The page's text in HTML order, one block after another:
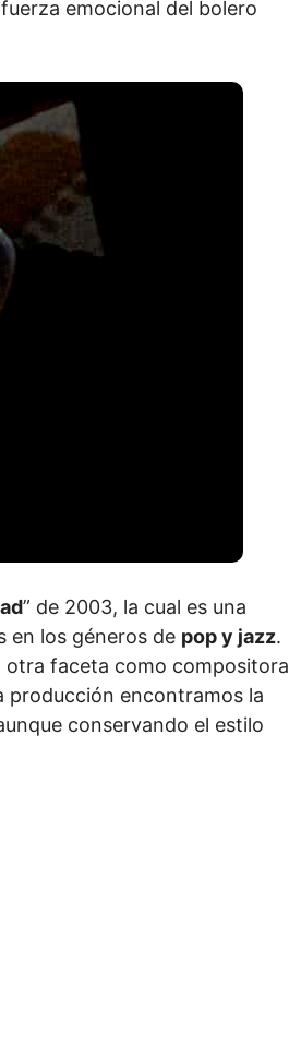
emocional del bolero
” de 2003, la cual es una
en los géneros de pop y jazz.
otra faceta como compositora
producción encontramos la
conservando el estilo